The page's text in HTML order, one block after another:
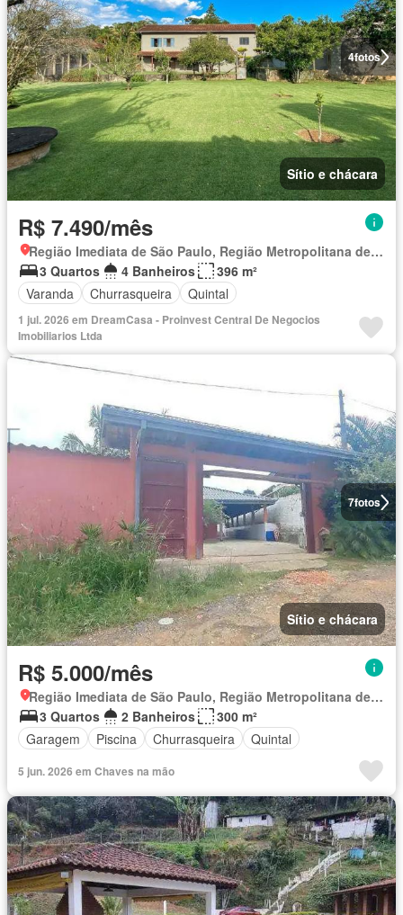
4fotos
Sítio e chácara
R$ 7.490/mês
Região Imediata de São Paulo, Região Metropolitana de São Paulo
3 Quartos
4 Banheiros
396 m²
Varanda
Churrasqueira Quintal
1 jul. 2026 em DreamCasa - Proinvest Central De Negocios
Imobiliarios Ltda
7fotos
Sítio e chácara
R$ 5.000/mês
Região Imediata de São Paulo, Região Metropolitana de São Paulo
3 Quartos
2 Banheiros
300 m²
Garagem
Piscina Churrasqueira Quintal
5 jun. 2026 em Chaves na mão